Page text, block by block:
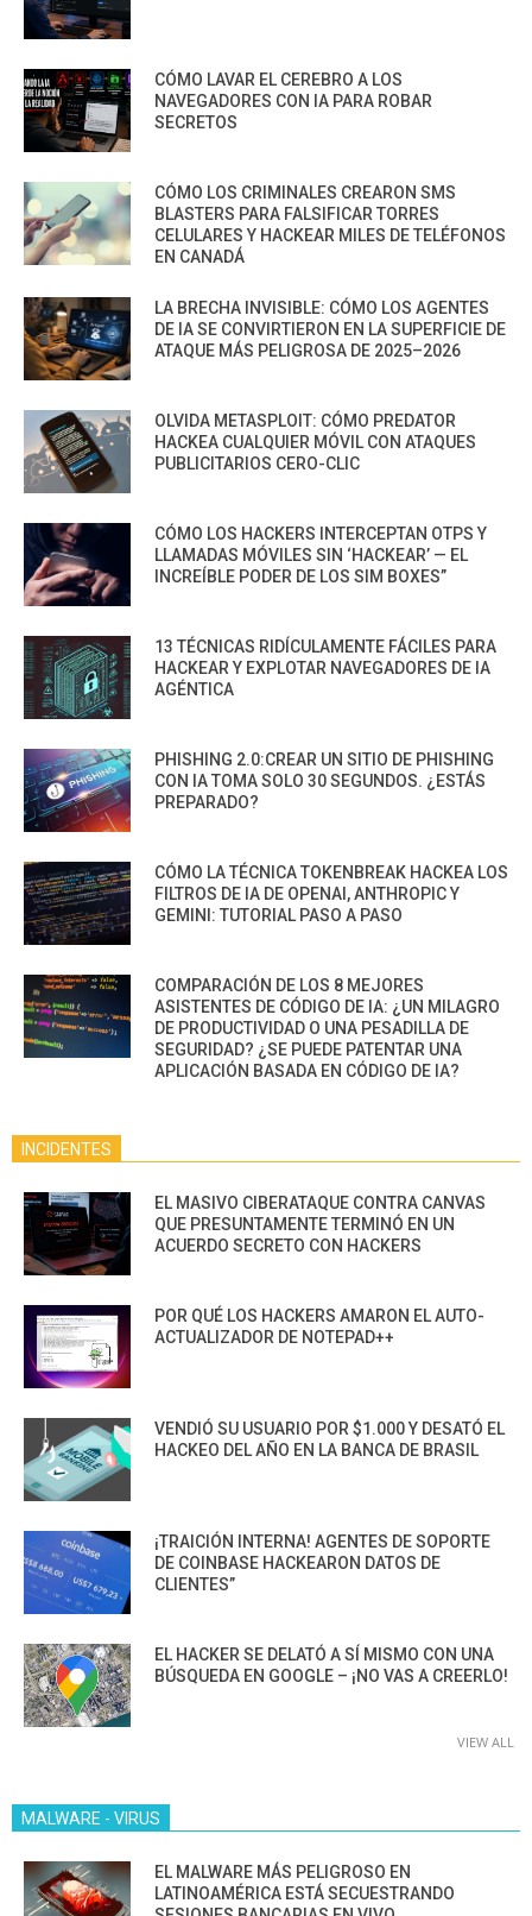
CÓMO LAVAR EL CEREBRO A LOS
NAVEGADORES CON IA PARA ROBAR
SECRETOS
CÓMO LOS CRIMINALES CREARON SMS
BLASTERS PARA FALSIFICAR TORRES
CELULARES Y HACKEAR MILES DE TELÉFONOS
EN CANADÁ
LA BRECHA INVISIBLE: CÓMO LOS AGENTES
DE IA SE CONVIRTIERON EN LA SUPERFICIE DE
ATAQUE MÁS PELIGROSA DE 2025–2026
OLVIDA METASPLOIT: CÓMO PREDATOR
HACKEA CUALQUIER MÓVIL CON ATAQUES
PUBLICITARIOS CERO-CLIC
CÓMO LOS HACKERS INTERCEPTAN OTPS Y
LLAMADAS MÓVILES SIN ‘HACKEAR’ — EL
INCREÍBLE PODER DE LOS SIM BOXES”
13 TÉCNICAS RIDÍCULAMENTE FÁCILES PARA
HACKEAR Y EXPLOTAR NAVEGADORES DE IA
AGÉNTICA
PHISHING 2.0:CREAR UN SITIO DE PHISHING
CON IA TOMA SOLO 30 SEGUNDOS. ¿ESTÁS
PREPARADO?
CÓMO LA TÉCNICA TOKENBREAK HACKEA LOS
FILTROS DE IA DE OPENAI, ANTHROPIC Y
GEMINI: TUTORIAL PASO A PASO
COMPARACIÓN DE LOS 8 MEJORES
ASISTENTES DE CÓDIGO DE IA: ¿UN MILAGRO
DE PRODUCTIVIDAD O UNA PESADILLA DE
SEGURIDAD? ¿SE PUEDE PATENTAR UNA
APLICACIÓN BASADA EN CÓDIGO DE IA?
INCIDENTES
EL MASIVO CIBERATAQUE CONTRA CANVAS
QUE PRESUNTAMENTE TERMINÓ EN UN
ACUERDO SECRETO CON HACKERS
POR QUÉ LOS HACKERS AMARON EL AUTO-
ACTUALIZADOR DE NOTEPAD++
VENDIÓ SU USUARIO POR $1.000 Y DESATÓ EL
HACKEO DEL AÑO EN LA BANCA DE BRASIL
¡TRAICIÓN INTERNA! AGENTES DE SOPORTE
DE COINBASE HACKEARON DATOS DE
CLIENTES”
EL HACKER SE DELATÓ A SÍ MISMO CON UNA
BÚSQUEDA EN GOOGLE – ¡NO VAS A CREERLO!
VIEW ALL
MALWARE - VIRUS
EL MALWARE MÁS PELIGROSO EN
LATINOAMÉRICA ESTÁ SECUESTRANDO